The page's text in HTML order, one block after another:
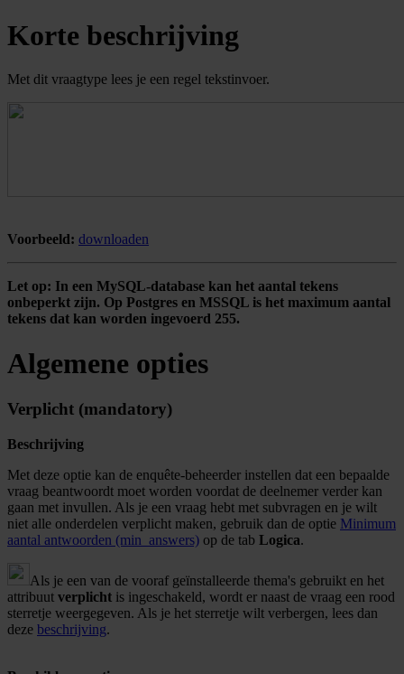
Korte beschrijving
Met dit vraagtype lees je een regel tekstinvoer.
Voorbeeld: downloaden
Let op: In een MySQL-database kan het aantal tekens
onbeperkt zijn. Op Postgres en MSSQL is het maximum aantal
tekens dat kan worden ingevoerd 255.
Algemene opties
Verplicht (mandatory)
Beschrijving
Met deze optie kan de enquête-beheerder instellen dat een bepaalde
vraag beantwoordt moet worden voordat de deelnemer verder kan
gaan met invullen. Als je een vraag hebt met subvragen en je wilt
niet alle onderdelen verplicht maken, gebruik dan de optie Minimum
aantal antwoorden (min_answers) op de tab Logica.
Als je een van de vooraf geïnstalleerde thema's gebruikt en het
attribuut verplicht is ingeschakeld, wordt er naast de vraag een rood
sterretje weergegeven. Als je het sterretje wilt verbergen, lees dan
deze beschrijving.